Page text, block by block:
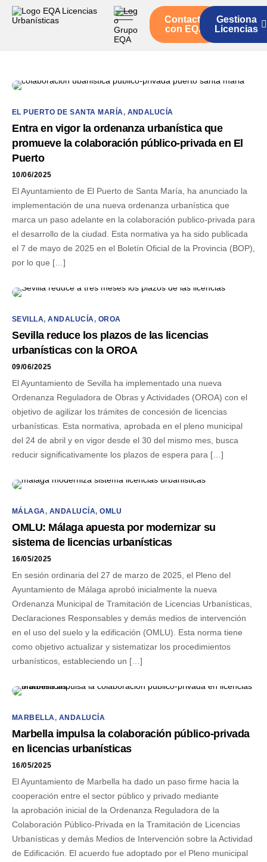
Servicios
Contacto
con EQA
Gestiona
Licencias
EL PUERTO DE SANTA MARÍA, ANDALUCÍA
Entra en vigor la ordenanza urbanística que
promueve la colaboración público-privada en El
Puerto
10/06/2025
El Ayuntamiento de El Puerto de Santa María, ha anunciado la
implementación de una nueva ordenanza urbanística que
marca un paso adelante en la colaboración publico-privada para
el desarrollo de la ciudad. Esta normativa ya ha sido publicada
el 7 de mayo de 2025 en el Boletín Oficial de la Provincia (BOP),
por lo que […]
SEVILLA,ANDALUCÍA, OROA
Sevilla reduce los plazos de las licencias
urbanísticas con la OROA
09/06/2025
El Ayuntamiento de Sevilla ha implementado una nueva
Ordenanza Reguladora de Obras y Actividades (OROA) con el
objetivo de agilizar los trámites de concesión de licencias
urbanísticas. Esta normativa, aprobada en el pleno municipal
del 24 de abril y en vigor desde el 30 del mismo mes, busca
reducir significativamente los plazos de espera para […]
MÁLAGA, ANDALUCÍA,OMLU
OMLU: Málaga apuesta por modernizar su
sistema de licencias urbanísticas
16/05/2025
En sesión ordinaria del 27 de marzo de 2025, el Pleno del
Ayuntamiento de Málaga aprobó inicialmente la nueva
Ordenanza Municipal de Tramitación de Licencias Urbanísticas,
Declaraciones Responsables y demás medios de intervención
en el uso del suelo y la edificación (OMLU). Esta norma tiene
como objetivo actualizar y sistematizar los procedimientos
urbanísticos, estableciendo un […]
MARBELLA, ANDALUCÍA
Marbella impulsa la colaboración público-privada
en licencias urbanísticas
16/05/2025
El Ayuntamiento de Marbella ha dado un paso firme hacia la
cooperación entre el sector público y privado mediante
la aprobación inicial de la Ordenanza Reguladora de la
Colaboración Público-Privada en la Tramitación de Licencias
Urbanísticas y demás Medios de Intervención sobre la Actividad
de Edificación. El acuerdo fue adoptado por el Pleno municipal